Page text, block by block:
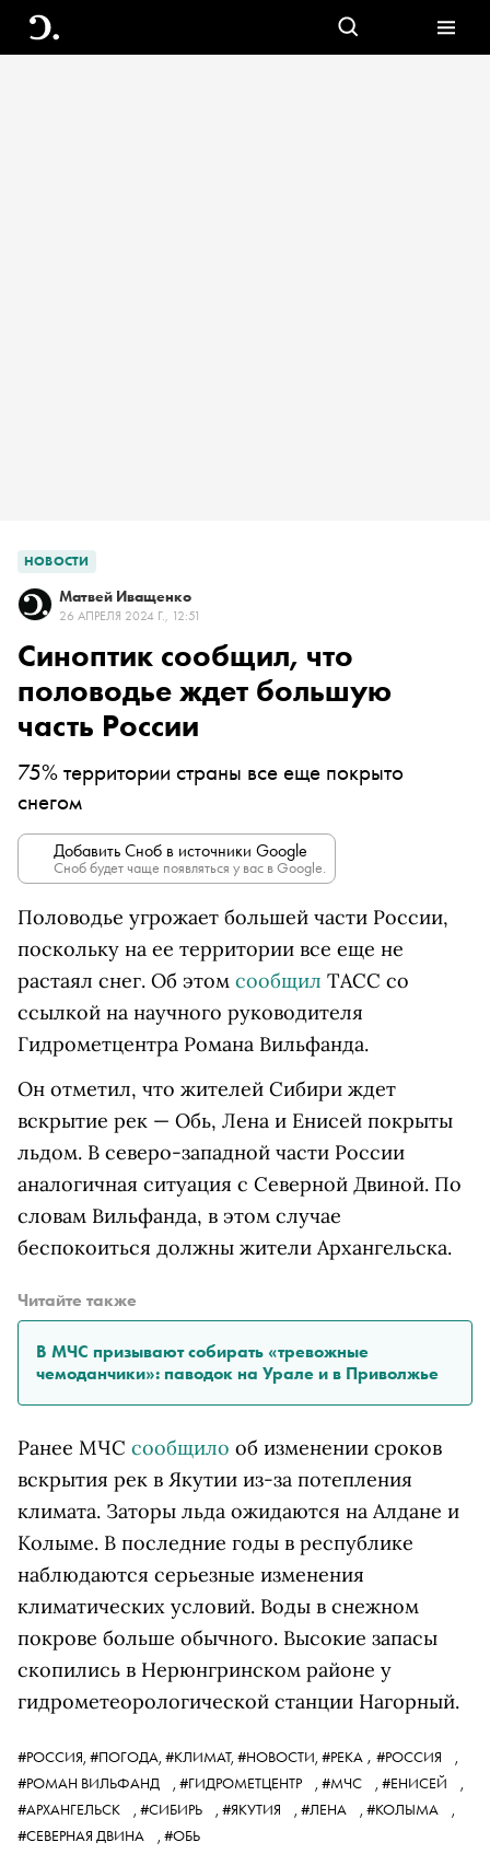
НОВОСТИ
Матвей Иващенко
26 АПРЕЛЯ 2024 Г., 12:51
Синоптик сообщил, что
половодье ждет большую
часть России
75% территории страны все еще покрыто
снегом
Добавить Сноб в источники Google
Сноб будет чаще появляться у вас в Google.
Половодье угрожает большей части России,
поскольку на ее территории все еще не
растаял снег. Об этом сообщил ТАСС со
ссылкой на научного руководителя
Гидрометцентра Романа Вильфанда.
Он отметил, что жителей Сибири ждет
вскрытие рек — Обь, Лена и Енисей покрыты
льдом. В северо-западной части России
аналогичная ситуация c Северной Двиной. По
словам Вильфанда, в этом случае
беспокоиться должны жители Архангельска.
Читайте также
В МЧС призывают собирать «тревожные
чемоданчики»: паводок на Урале и в Приволжье
Ранее МЧС сообщило об изменении сроков
вскрытия рек в Якутии из-за потепления
климата. Заторы льда ожидаются на Алдане и
Колыме. В последние годы в республике
наблюдаются серьезные изменения
климатических условий. Воды в снежном
покрове больше обычного. Высокие запасы
скопились в Нерюнгринском районе у
гидрометеорологической станции Нагорный.
#РОССИЯ, #ПОГОДА, #КЛИМАТ, #НОВОСТИ, #РЕКА , #РОССИЯ
,
#РОМАН ВИЛЬФАНД
, #ГИДРОМЕТЦЕНТР , #МЧС , #ЕНИСЕЙ
,
#АРХАНГЕЛЬСК
, #СИБИРЬ , #ЯКУТИЯ , #ЛЕНА , #КОЛЫМА
,
#СЕВЕРНАЯ ДВИНА
, #ОБЬ